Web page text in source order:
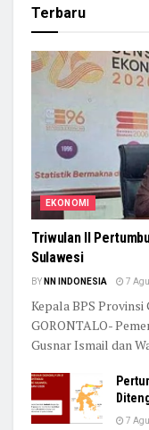
Terbaru
EKONOMI
Triwulan II
Sulawesi
BY NN INDONESIA 7
Kepala BPS
GORONTALO-
Gusnar Ismail dan
7